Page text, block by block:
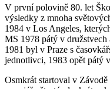
V první polovině 80. let
výsledky z mnoha
1984 v Los Angeles,
MS 1978 pátý v
1981 byl v Praze s
jednotlivci, 1983 opět pátý
Osmkrát startoval v